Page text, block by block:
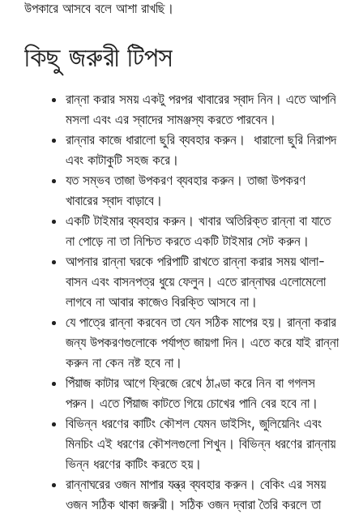
উপকারে আসবে বলে আশা রাখছি।
কিছু জরুরী টিপস
রান্না করার সময় একটু পরপর খাবারের স্বাদ নিন। এতে আপনি
মসলা এবং এর স্বাদের সামঞ্জস্য করতে পারবেন।
রান্নার কাজে ধারালো ছুরি ব্যবহার করুন। ধারালো ছুরি নিরাপদ
এবং কাটাকুটি সহজ করে।
যত সম্ভব তাজা উপকরণ ব্যবহার করুন। তাজা উপকরণ
খাবারের স্বাদ বাড়াবে।
একটি টাইমার ব্যবহার করুন। খাবার অতিরিক্ত রান্না বা যাতে
না পোড়ে না তা নিশ্চিত করতে একটি টাইমার সেট করুন।
আপনার রান্না ঘরকে পরিপাটি রাখতে রান্না করার সময় থালা-
বাসন এবং বাসনপত্র ধুয়ে ফেলুন। এতে রান্নাঘর এলোমেলো
লাগবে না আবার কাজেও বিরক্তি আসবে না।
যে পাত্রে রান্না করবেন তা যেন সঠিক মাপের হয়। রান্না করার
জন্য উপকরণগুলোকে পর্যাপ্ত জায়গা দিন। এতে করে যাই রান্না
করুন না কেন নষ্ট হবে না।
পিঁয়াজ কাটার আগে ফ্রিজে রেখে ঠাণ্ডা করে নিন বা গগলস
পরুন। এতে পিঁয়াজ কাটতে গিয়ে চোখের পানি বের হবে না।
বিভিন্ন ধরণের কাটিং কৌশল যেমন ডাইসিং, জুলিয়েনিং এবং
মিনচিং এই ধরণের কৌশলগুলো শিখুন। বিভিন্ন ধরণের রান্নায়
ভিন্ন ধরণের কাটিং করতে হয়।
রান্নাঘরের ওজন মাপার যন্ত্র ব্যবহার করুন। বেকিং এর সময়
ওজন সঠিক থাকা জরুরী। সঠিক ওজন দ্বারা তৈরি করলে তা